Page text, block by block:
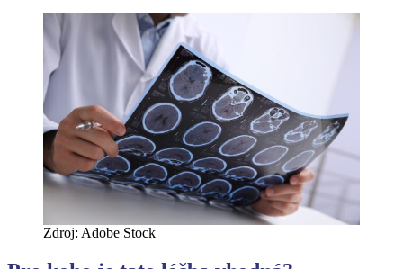
Zdroj: Adobe Stock